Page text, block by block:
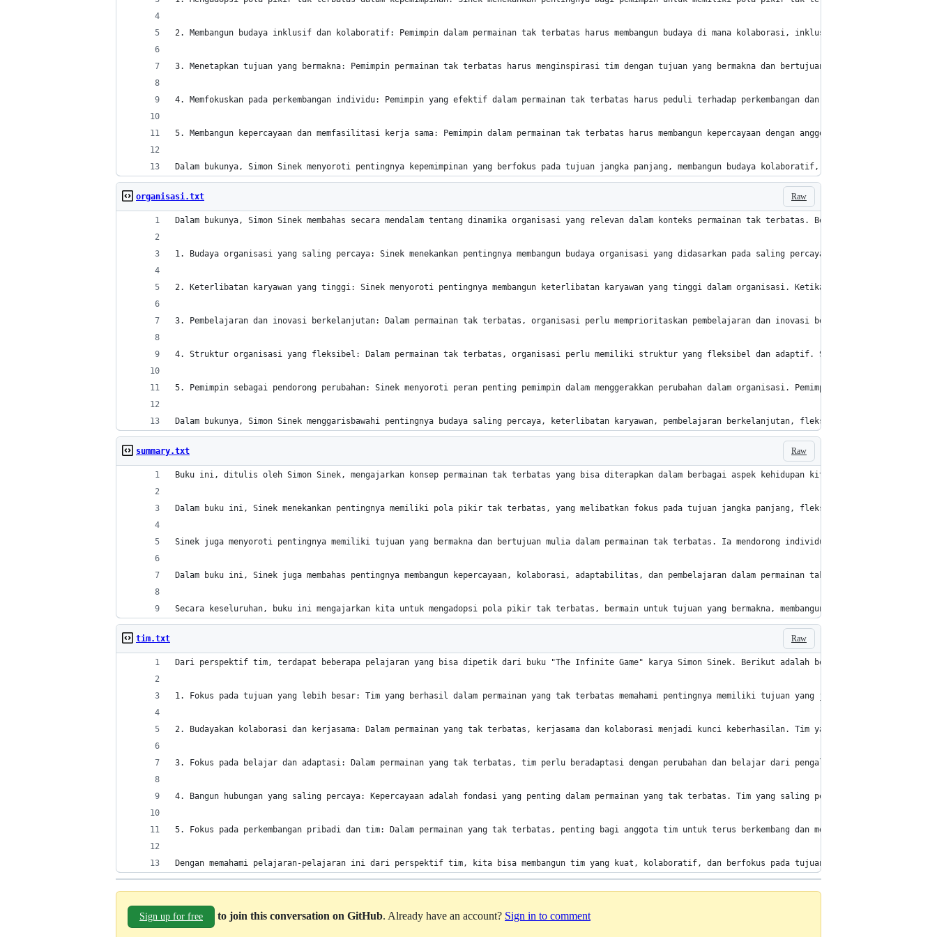
2. Membangun budaya inklusif dan kolaboratif: Pemimpin dalam permainan tak terbatas harus membangun budaya di mana kolaborasi, inklusivitas, dan
3. Menetapkan tujuan yang bermakna: Pemimpin permainan tak terbatas harus menginspirasi tim dengan tujuan yang bermakna dan bertujuan mulia. Mereka
4. Memfokuskan pada perkembangan individu: Pemimpin yang efektif dalam permainan tak terbatas harus peduli terhadap perkembangan dan pertumbuhan
5. Membangun kepercayaan dan memfasilitasi kerja sama: Pemimpin dalam permainan tak terbatas harus membangun kepercayaan dengan anggota tim dan
Dalam bukunya, Simon Sinek menyoroti pentingnya kepemimpinan yang berfokus pada tujuan jangka panjang, membangun budaya kolaboratif, dan
Raw
organisasi.txt
Dalam bukunya, Simon Sinek membahas secara mendalam tentang dinamika organisasi yang relevan dalam konteks permainan tak terbatas. Berikut adalah
1. Budaya organisasi yang saling percaya: Sinek menekankan pentingnya membangun budaya organisasi yang didasarkan pada saling percaya. Budaya saling
2. Keterlibatan karyawan yang tinggi: Sinek menyoroti pentingnya membangun keterlibatan karyawan yang tinggi dalam organisasi. Ketika karyawan merasa
3. Pembelajaran dan inovasi berkelanjutan: Dalam permainan tak terbatas, organisasi perlu memprioritaskan pembelajaran dan inovasi berkelanjutan. Sinek
4. Struktur organisasi yang fleksibel: Dalam permainan tak terbatas, organisasi perlu memiliki struktur yang fleksibel dan adaptif. Struktur organisasi harus
5. Pemimpin sebagai pendorong perubahan: Sinek menyoroti peran penting pemimpin dalam menggerakkan perubahan dalam organisasi. Pemimpin harus
Dalam bukunya, Simon Sinek menggarisbawahi pentingnya budaya saling percaya, keterlibatan karyawan, pembelajaran berkelanjutan, fleksibilitas struktur
Raw
summary.txt
Buku ini, ditulis oleh Simon Sinek, mengajarkan konsep permainan tak terbatas yang bisa diterapkan dalam berbagai aspek kehidupan kita, termasuk bisnis,
Dalam buku ini, Sinek menekankan pentingnya memiliki pola pikir tak terbatas, yang melibatkan fokus pada tujuan jangka panjang, fleksibilitas, adaptasi, dan
Sinek juga menyoroti pentingnya memiliki tujuan yang bermakna dan bertujuan mulia dalam permainan tak terbatas. Ia mendorong individu dan organisasi
Dalam buku ini, Sinek juga membahas pentingnya membangun kepercayaan, kolaborasi, adaptabilitas, dan pembelajaran dalam permainan tak terbatas. Ia
Secara keseluruhan, buku ini mengajarkan kita untuk mengadopsi pola pikir tak terbatas, bermain untuk tujuan yang bermakna, membangun kepercayaan dan
Raw
tim.txt
Dari perspektif tim, terdapat beberapa pelajaran yang bisa dipetik dari buku "The Infinite Game" karya Simon Sinek. Berikut adalah beberapa pelajaran utama
1. Fokus pada tujuan yang lebih besar: Tim yang berhasil dalam permainan yang tak terbatas memahami pentingnya memiliki tujuan yang jauh lebih besar
2. Budayakan kolaborasi dan kerjasama: Dalam permainan yang tak terbatas, kerjasama dan kolaborasi menjadi kunci keberhasilan. Tim yang saling mendukung
3. Fokus pada belajar dan adaptasi: Dalam permainan yang tak terbatas, tim perlu beradaptasi dengan perubahan dan belajar dari pengalaman. Mereka tidak
4. Bangun hubungan yang saling percaya: Kepercayaan adalah fondasi yang penting dalam permainan yang tak terbatas. Tim yang saling percaya dapat
5. Fokus pada perkembangan pribadi dan tim: Dalam permainan yang tak terbatas, penting bagi anggota tim untuk terus berkembang dan meningkatkan
Dengan memahami pelajaran-pelajaran ini dari perspektif tim, kita bisa membangun tim yang kuat, kolaboratif, dan berfokus pada tujuan jangka panjang untuk
Sign up for free to join this conversation on GitHub. Already have an account? Sign in to comment